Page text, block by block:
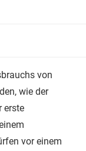
von
wie der
erste
vor einem